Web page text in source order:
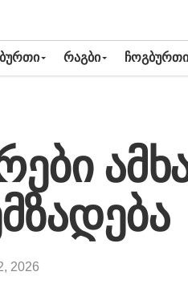
ᲠᲐᲒᲑᲘ ᲩᲝᲒᲑᲣᲠᲗᲘ
2026